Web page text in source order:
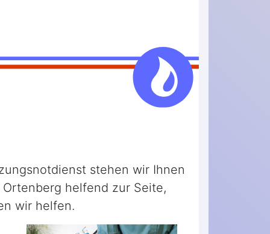
stehen wir Ihnen
helfend zur Seite,
wir helfen.